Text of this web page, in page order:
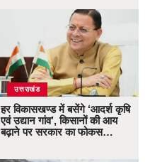
उत्तराखंड
हर विकासखण्ड में बसेंगे ‘आदर्श कृषि
एवं उद्यान गांव’, किसानों की आय
बढ़ाने पर सरकार का फोकस…